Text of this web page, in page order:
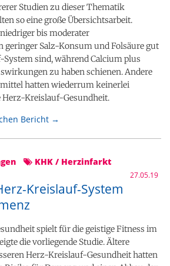
Studien zu dieser Thematik
so eine große Übersichtsarbeit.
bis moderater
geringer Salz-Konsum und Folsäure gut
sind, während Calcium plus
zu haben schienen. Andere
hatten wiederrum keinerlei
Kreislauf-Gesundheit.
Bericht →
KHK / Herzinfarkt
27.05.19
Kreislauf-System
spielt für die geistige Fitness im
die vorliegende Studie. Ältere
Herz-Kreislauf-Gesundheit hatten